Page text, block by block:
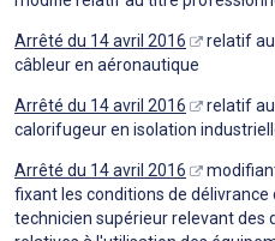
Arrêté du 14 avril 2016
relatif
câbleur en aéronautique
Arrêté du 14 avril 2016
relatif
calorifugeur en isolation
Arrêté du 14 avril 2016
fixant les conditions de
technicien supérieur relevant des